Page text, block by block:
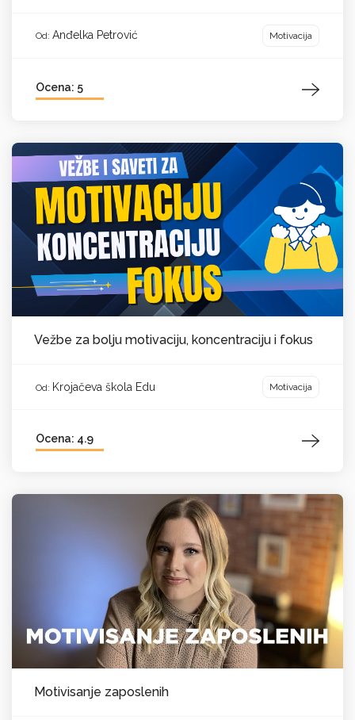
Od: Anđelka Petrović Motivacija
Ocena: 5
Vežbe za bolju motivaciju, koncentraciju i fokus
Od: Krojačeva škola Edu Motivacija
Ocena: 4.9
Motivisanje zaposlenih